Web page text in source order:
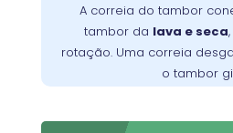
A correia do tambor
tambor da lava e seca
rotação. Uma correia
o tambor
. Verifique periodicamente
um técnico para a troca
maior durabilidade